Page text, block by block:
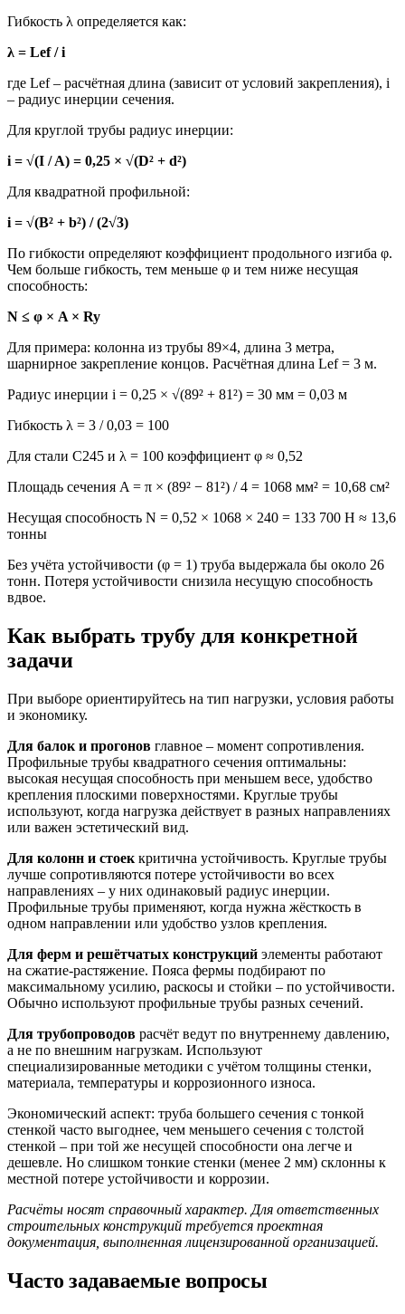
Гибкость λ определяется как:
λ = Lef / i
где Lef – расчётная длина (зависит от условий закрепления), i
– радиус инерции сечения.
Для круглой трубы радиус инерции:
i = √(I / A) = 0,25 × √(D² + d²)
Для квадратной профильной:
i = √(B² + b²) / (2√3)
По гибкости определяют коэффициент продольного изгиба φ.
Чем больше гибкость, тем меньше φ и тем ниже несущая
способность:
N ≤ φ × A × Ry
Для примера: колонна из трубы 89×4, длина 3 метра,
шарнирное закрепление концов. Расчётная длина Lef = 3 м.
Радиус инерции i = 0,25 × √(89² + 81²) = 30 мм = 0,03 м
Гибкость λ = 3 / 0,03 = 100
Для стали С245 и λ = 100 коэффициент φ ≈ 0,52
Площадь сечения A = π × (89² − 81²) / 4 = 1068 мм² = 10,68 см²
Несущая способность N = 0,52 × 1068 × 240 = 133 700 Н ≈ 13,6
тонны
Без учёта устойчивости (φ = 1) труба выдержала бы около 26
тонн. Потеря устойчивости снизила несущую способность
вдвое.
Как выбрать трубу для конкретной
задачи
При выборе ориентируйтесь на тип нагрузки, условия работы
и экономику.
Для балок и прогонов главное – момент сопротивления.
Профильные трубы квадратного сечения оптимальны:
высокая несущая способность при меньшем весе, удобство
крепления плоскими поверхностями. Круглые трубы
используют, когда нагрузка действует в разных направлениях
или важен эстетический вид.
Для колонн и стоек критична устойчивость. Круглые трубы
лучше сопротивляются потере устойчивости во всех
направлениях – у них одинаковый радиус инерции.
Профильные трубы применяют, когда нужна жёсткость в
одном направлении или удобство узлов крепления.
Для ферм и решётчатых конструкций элементы работают
на сжатие-растяжение. Пояса фермы подбирают по
максимальному усилию, раскосы и стойки – по устойчивости.
Обычно используют профильные трубы разных сечений.
Для трубопроводов расчёт ведут по внутреннему давлению,
а не по внешним нагрузкам. Используют
специализированные методики с учётом толщины стенки,
материала, температуры и коррозионного износа.
Экономический аспект: труба большего сечения с тонкой
стенкой часто выгоднее, чем меньшего сечения с толстой
стенкой – при той же несущей способности она легче и
дешевле. Но слишком тонкие стенки (менее 2 мм) склонны к
местной потере устойчивости и коррозии.
Расчёты носят справочный характер. Для ответственных
строительных конструкций требуется проектная
документация, выполненная лицензированной организацией.
Часто задаваемые вопросы